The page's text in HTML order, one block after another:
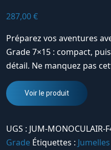
287,00€
Préparez vos aventures
Grade 7×15 : compact,
détail. Ne manquez pas
Voir le produit
UGS : JUM-MONOCULAIR-
Grade Étiquettes :